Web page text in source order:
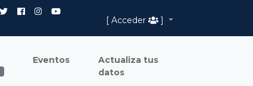
[ Acceder
]
Eventos
Actualiza tus
datos